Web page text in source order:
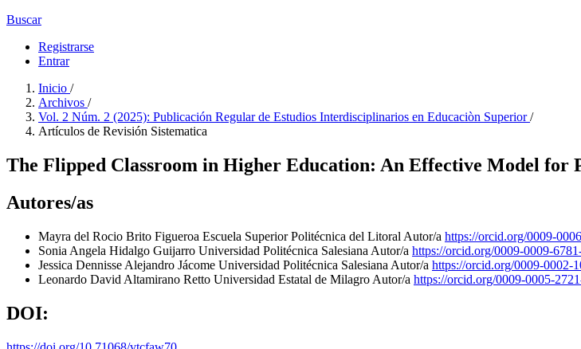
Buscar
Registrarse
Entrar
Inicio /
Archivos /
Vol. 2 Núm. 2 (2025): Publicación Regular de Estudios Interdisciplinarios en Educaciòn Superior/
Artículos de Revisión Sistematica
The Flipped Classroom in Higher Education: An Effective Model
Autores/as
Mayra del Rocio Brito Figueroa Escuela Superior Politécnica del Litoral Autor/a https://orcid.org/0009-
Sonia Angela Hidalgo Guijarro Universidad Politécnica Salesiana Autor/a https://orcid.org/0009-0009-
Jessica Dennisse Alejandro Jácome Universidad Politécnica Salesiana Autor/a https://orcid.org/0009-0002-
Leonardo David Altamirano Retto Universidad Estatal de Milagro Autor/a https://orcid.org/0009-0005-
DOI: